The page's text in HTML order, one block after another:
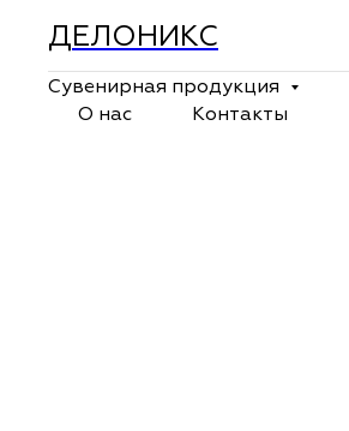
ДЕЛОНИКС
Сувенирная продукция
О нас
Контакты